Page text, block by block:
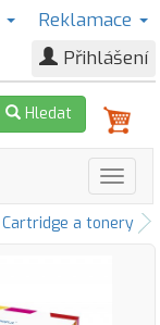
Reklamace
Přihlášení
Hledat
Cartridge a tonery